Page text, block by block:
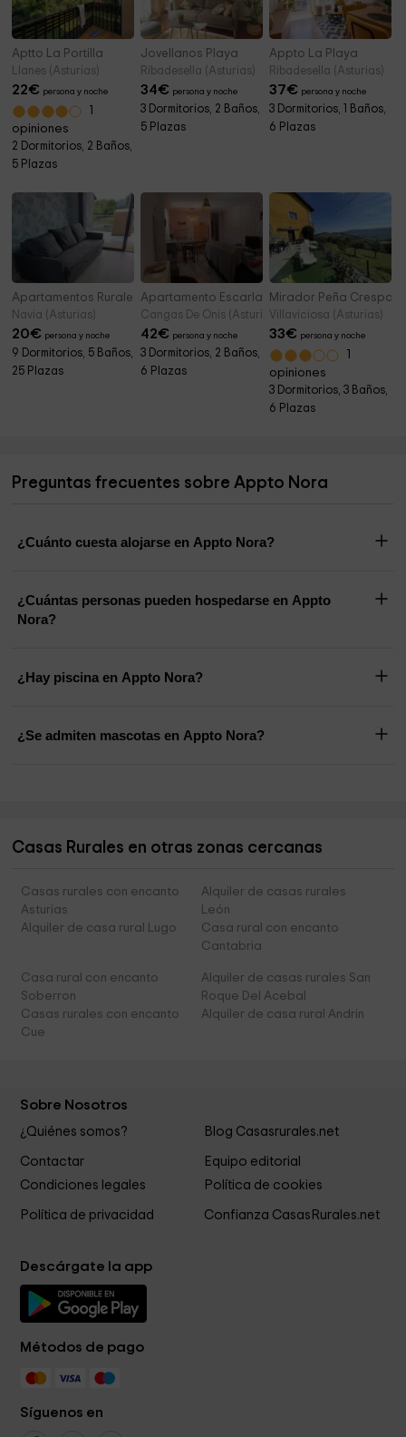
Aptto La Portilla
Llanes (Asturias)
22€ persona y noche
opiniones
2 Dormitorios, 2 Baños,
5 Plazas
Jovellanos Playa
Ribadesella (Asturias)
34€ persona y noche
3 Dormitorios, 2 Baños,
5 Plazas
Appto La Playa
Ribadesella (Asturias)
37€ persona y noche
3 Dormitorios, 1 Baños,
6 Plazas
Apartamentos Rurales El Cañón
Navia (Asturias)
20€ persona y noche
9 Dormitorios, 5 Baños,
25 Plazas
Apartamento Escarlata
Cangas De Onis (Asturias)
42€ persona y noche
3 Dormitorios, 2 Baños,
6 Plazas
Mirador Peña Crespa
Villaviciosa (Asturias)
33€ persona y noche
opiniones
3 Dormitorios, 3 Baños,
6 Plazas
Preguntas frecuentes sobre Appto Nora
¿Cuánto cuesta alojarse en Appto Nora?
¿Cuántas personas pueden hospedarse en Appto
Nora?
¿Hay piscina en Appto Nora?
¿Se admiten mascotas en Appto Nora?
Casas Rurales en otras zonas cercanas
Casas rurales con encanto
Asturias
Alquiler de casas rurales
León
Alquiler de casa rural Lugo
Casa rural con encanto
Cantabria
Casa rural con encanto
Soberron
Alquiler de casas rurales San
Roque Del Acebal
Casas rurales con encanto
Cue
Alquiler de casa rural Andrin
Sobre Nosotros
¿Quiénes somos? Blog Casasrurales.net
Contactar
Equipo editorial
Condiciones legales
Política de cookies
Política de privacidad Confianza CasasRurales.net
Descárgate la app
Métodos de pago
Síguenos en